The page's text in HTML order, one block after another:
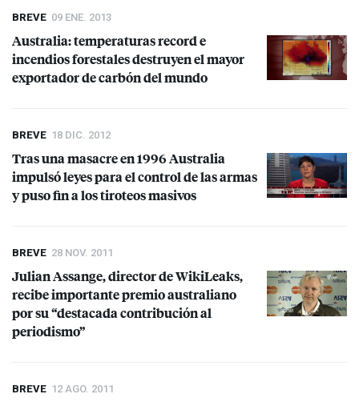
BREVE 09 ENE. 2013
Australia: temperaturas record e
incendios forestales destruyen el mayor
exportador de carbón del mundo
BREVE 18 DIC. 2012
Tras una masacre en 1996 Australia
impulsó leyes para el control de las armas
y puso fin a los tiroteos masivos
BREVE 28 NOV. 2011
Julian Assange, director de WikiLeaks,
recibe importante premio australiano
por su “destacada contribución al
periodismo”
BREVE 12 AGO. 2011